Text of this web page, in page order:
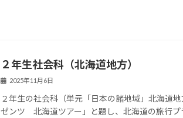
２年生社会科（北海道地方）
2025年11月6日
２年生の社会科（単元「日本の諸地域」北海道
ゼンツ 北海道ツアー」と題し、北海道の旅行プ